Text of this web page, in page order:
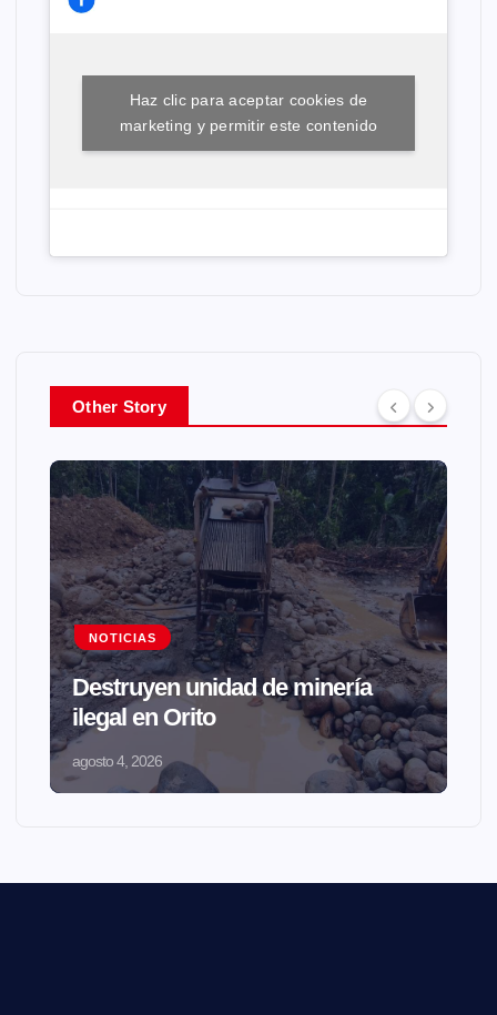
Haz clic para aceptar cookies de
marketing y permitir este contenido
Other Story
NOTICIAS
Destruyen unidad de minería
ilegal en Orito
agosto 4, 2026